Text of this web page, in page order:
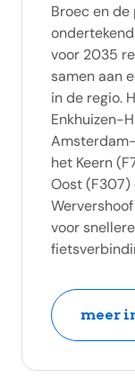
Broec en de
voor 2035
samen aan
in de regio.
Enkhuizen-
het Keern
Oost
voor
meer